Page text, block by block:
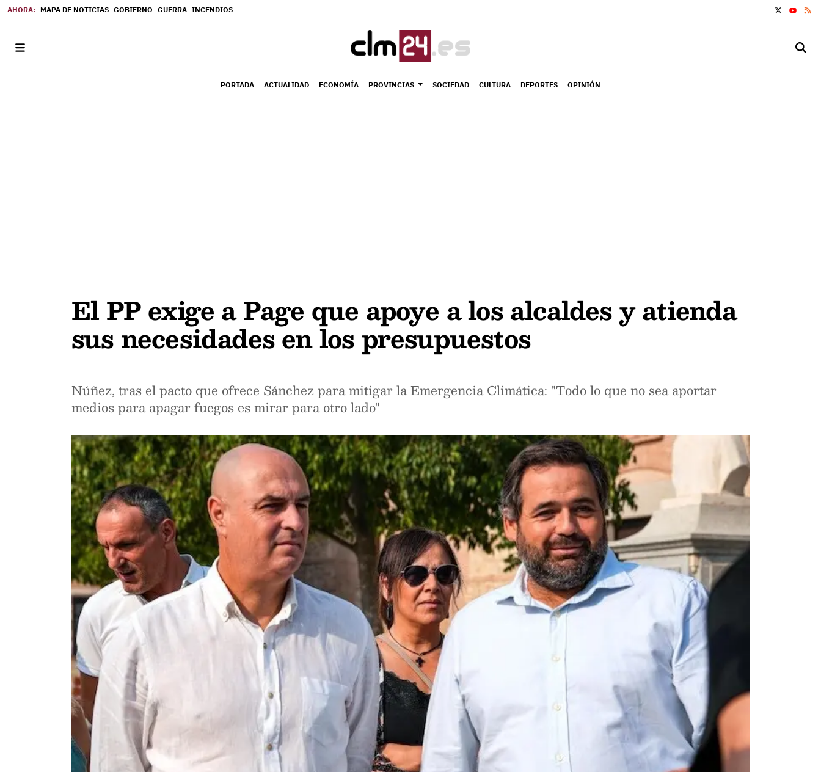
MAPA DE NOTICIAS GOBIERNO GUERRA INCENDIOS
YOUTUBE
PORTADA ACTUALIDAD ECONOMÍA PROVINCIAS SOCIEDAD CULTURA DEPORTES OPINIÓN
El PP exige a Page que apoye a los alcaldes y atienda
sus necesidades en los presupuestos
Núñez, tras el pacto que ofrece Sánchez para mitigar la Emergencia Climática: "Todo lo que no sea aportar
medios para apagar fuegos es mirar para otro lado"